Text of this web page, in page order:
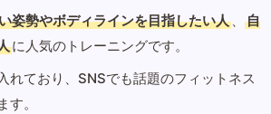
姿勢やボディラインを目指したい人 、
自
に人気のトレーニングです。
れており、SNSでも話題のフィットネス
。